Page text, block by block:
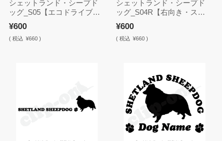
シェットランド・シープド
ッグ_S05【エコドライブ・
ステッカー】
¥600
( 税込 ¥660 )
シェットランド・シープド
ッグ_S04R【右向き・ステ
ッカー】
¥600
(税込 ¥660 )